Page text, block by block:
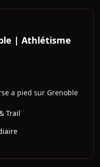
| Athlétisme
a pied sur Grenoble
Trail